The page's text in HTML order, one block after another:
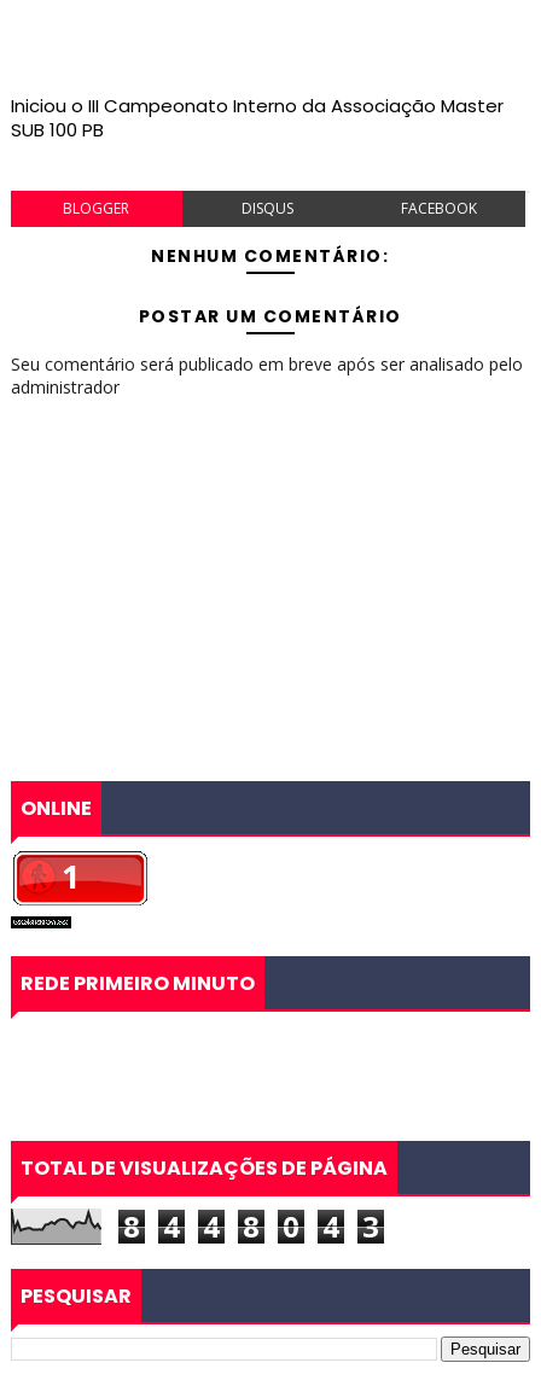
Iniciou o III Campeonato Interno da Associação Master
SUB 100 PB
BLOGGER DISQUS FACEBOOK
NENHUM COMENTÁRIO:
POSTAR UM COMENTÁRIO
Seu comentário será publicado em breve após ser analisado pelo
administrador
ONLINE
REDE PRIMEIRO MINUTO
TOTAL DE VISUALIZAÇÕES DE PÁGINA
8 4 4 8 0 4 3
PESQUISAR